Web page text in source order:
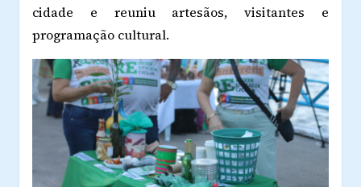
cidade e reuniu artesãos, visitantes e
programação cultural.